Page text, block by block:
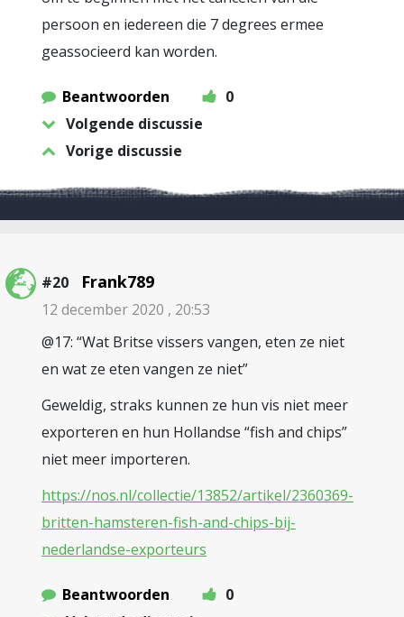
persoon en iedereen die 7 degrees ermee
geassocieerd kan worden.
Beantwoorden
0
Volgende discussie
Vorige discussie
#20 Frank789
12 december 2020 , 20:53
@17: “Wat Britse vissers vangen, eten ze niet
en wat ze eten vangen ze niet”
Geweldig, straks kunnen ze hun vis niet meer
exporteren en hun Hollandse “fish and chips”
niet meer importeren.
https://nos.nl/collectie/13852/artikel/2360369-
britten-hamsteren-fish-and-chips-bij-
nederlandse-exporteurs
Beantwoorden
0